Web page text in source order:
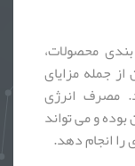
محصولات،
جمله مزایای
مصرف انرژی
بوده و می تواند
انجام دهد.